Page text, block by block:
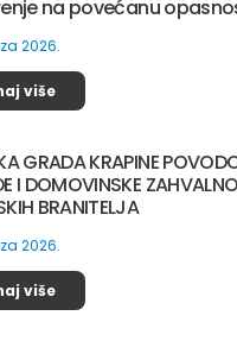
na povećanu
2026.
više
GRADA KRAPINE
I DOMOVINSKE
BRANITELJA
2026.
više